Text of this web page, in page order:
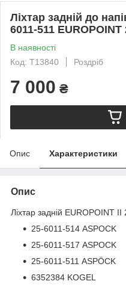
Ліхтар задній до
6011-511 EUROPOINT
В наявності
Код: T13840
Роздріб
7 000 ₴
Опис Характеристики
Опис
Ліхтар задній EUROPOINT
25-6011-514 ASPOCK
25-6011-517 ASPOCK
25-6011-511 ASPÖCK
6352384 KOGEL